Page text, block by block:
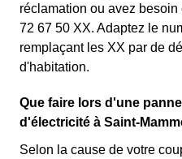
réclamation ou avez
72 67 50 XX. Adaptez le
remplaçant les XX par de
d'habitation.
Que faire lors d'une
d'électricité à Saint-
Selon la cause de votre